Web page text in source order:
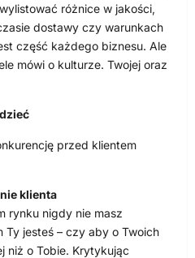
różnice w jakości,
dostawy czy warunkach
część każdego biznesu. Ale
mówi o kulturze. Twojej oraz
przed klientem
klienta
rynku nigdy nie masz
Ty jesteś – czy aby o Twoich
niż o Tobie. Krytykując